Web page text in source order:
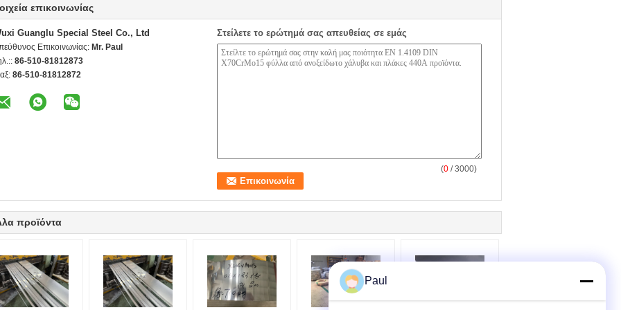
επικοινωνίας
Guanglu Special Steel Co., Ltd
Επικοινωνίας: Mr. Paul
86-510-81812873
86-510-81812872
Στείλετε το ερώτημά σας απευθείας σε εμάς
(0 / 3000)
προϊόντα
Paul